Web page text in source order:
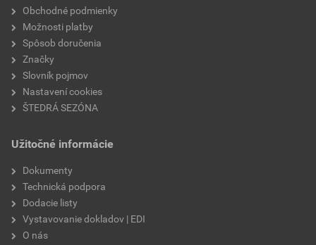
Obchodné podmienky
Možnosti platby
Spôsob doručenia
Značky
Slovník pojmov
Nastavení cookies
ŠTEDRÁ SEZÓNA
Užitočné informácie
Dokumenty
Technická podpora
Dodacie listy
Vystavovanie dokladov | EDI
O nás